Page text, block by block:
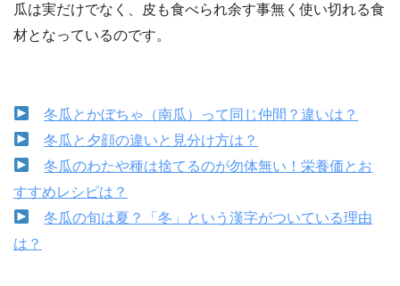
瓜は実だけでなく、皮も食べられ余す事無く使い切れる食
材となっているのです。
冬瓜とかぼちゃ（南瓜）って同じ仲間？違いは？
冬瓜と夕顔の違いと見分け方は？
冬瓜のわたや種は捨てるのが勿体無い！栄養価とお
すすめレシピは？
冬瓜の旬は夏？「冬」という漢字がついている理由
は？